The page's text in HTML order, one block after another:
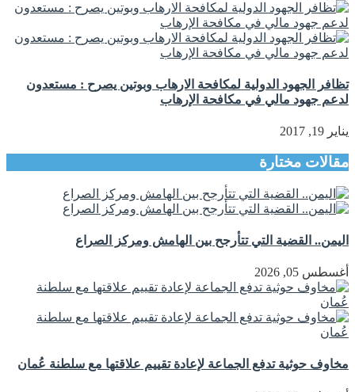
تظافر الجهود الدولية لمكافحة الارهاب وبوتين يصرح : مستعدون
لدعم جهود مالي في مكافحة الإرهاب
يناير 19, 2017
مقالات مختارة
اليمن.. القضية التي تتأرجح بين الهامش ومركز الصراع
أغسطس 05, 2026
مخاوف حوثية تدفع الجماعة لإعادة تقييم علاقتها مع سلطنة عُمان